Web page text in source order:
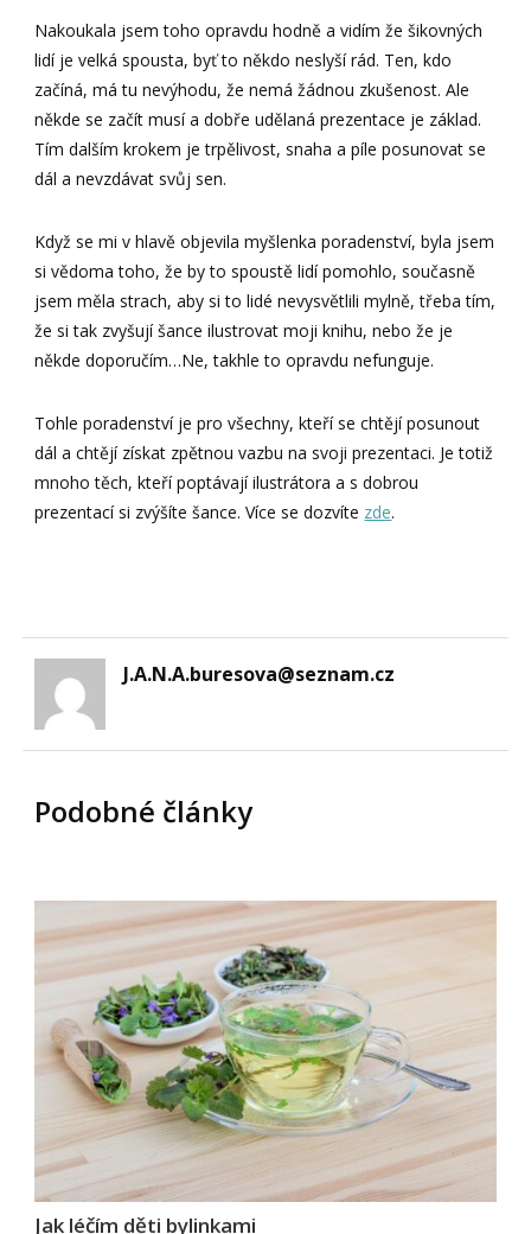
Nakoukala jsem toho opravdu hodně a vidím že šikovných
lidí je velká spousta, byť to někdo neslyší rád. Ten, kdo
začíná, má tu nevýhodu, že nemá žádnou zkušenost. Ale
někde se začít musí a dobře udělaná prezentace je základ.
Tím dalším krokem je trpělivost, snaha a píle posunovat se
dál a nevzdávat svůj sen.
Když se mi v hlavě objevila myšlenka poradenství, byla jsem
si vědoma toho, že by to spoustě lidí pomohlo, současně
jsem měla strach, aby si to lidé nevysvětlili mylně, třeba tím,
že si tak zvyšují šance ilustrovat moji knihu, nebo že je
někde doporučím…Ne, takhle to opravdu nefunguje.
Tohle poradenství je pro všechny, kteří se chtějí posunout
dál a chtějí získat zpětnou vazbu na svoji prezentaci. Je totiž
mnoho těch, kteří poptávají ilustrátora a s dobrou
prezentací si zvýšíte šance. Více se dozvíte zde.
J.A.N.A.buresova@seznam.cz
Podobné články
Jak léčím děti bylinkami